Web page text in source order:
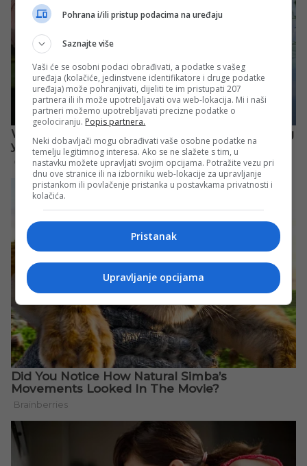
Pohrana i/ili pristup podacima na uređaju
Saznajte više
Vaši će se osobni podaci obrađivati, a podatke s vašeg
uređaja (kolačiće, jedinstvene identifikatore i druge podatke
uređaja) može pohranjivati, dijeliti te im pristupati 207
partnera ili ih može upotrebljavati ova web-lokacija. Mi i naši
partneri možemo upotrebljavati precizne podatke o
geolociranju. Popis partnera.
Neki dobavljači mogu obrađivati vaše osobne podatke na
temelju legitimnog interesa. Ako se ne slažete s tim, u
nastavku možete upravljati svojim opcijama. Potražite vezu pri
dnu ove stranice ili na izborniku web-lokacije za upravljanje
pristankom ili povlačenje pristanka u postavkama privatnosti i
kolačića.
Pristanak
Upravljanje opcijama